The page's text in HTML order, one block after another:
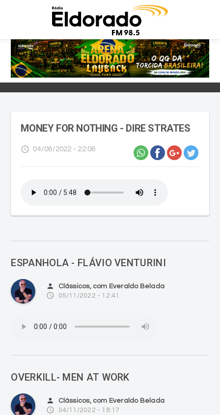
MONEY FOR NOTHING - DIRE STRATES
access_time 04/06/2022 - 22:06
ESPANHOLA - FLÁVIO VENTURINI
person Clássicos, com Everaldo Belada
access_time 05/11/2022 - 12:41
OVERKILL- MEN AT WORK
person Clássicos, com Everaldo Belada
access_time 04/11/2022 - 18:17